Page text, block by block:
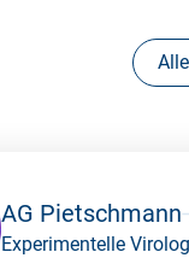
AG Pietschmann
Experimentelle